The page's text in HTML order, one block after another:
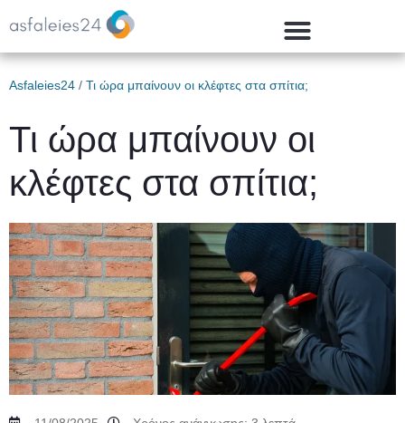
Asfaleies24 / Τι ώρα μπαίνουν οι κλέφτες στα σπίτια;
Τι ώρα μπαίνουν οι
κλέφτες στα σπίτια;